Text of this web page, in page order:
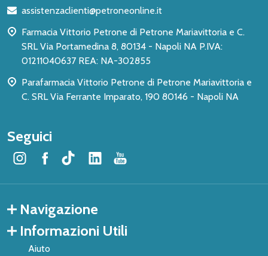
pagina
assistenzaclienti@petroneonline.it
Farmacia Vittorio Petrone di Petrone Mariavittoria e C.
SRL Via Portamedina 8, 80134 - Napoli NA P.IVA:
01211040637 REA: NA-302855
Parafarmacia Vittorio Petrone di Petrone Mariavittoria e
C. SRL Via Ferrante Imparato, 190 80146 - Napoli NA
Seguici
Navigazione
Informazioni Utili
Aiuto